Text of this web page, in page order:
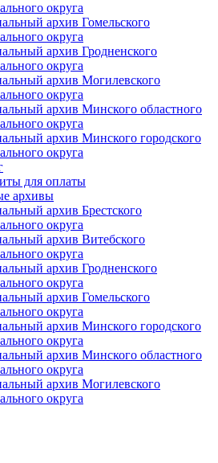
округа
архив Гомельского
округа
архив Гродненского
округа
архив Могилевского
округа
архив Минского областного
округа
архив Минского городского
округа
для оплаты
архивы
архив Брестского
округа
архив Витебского
округа
архив Гродненского
округа
архив Гомельского
округа
архив Минского городского
округа
архив Минского областного
округа
архив Могилевского
округа